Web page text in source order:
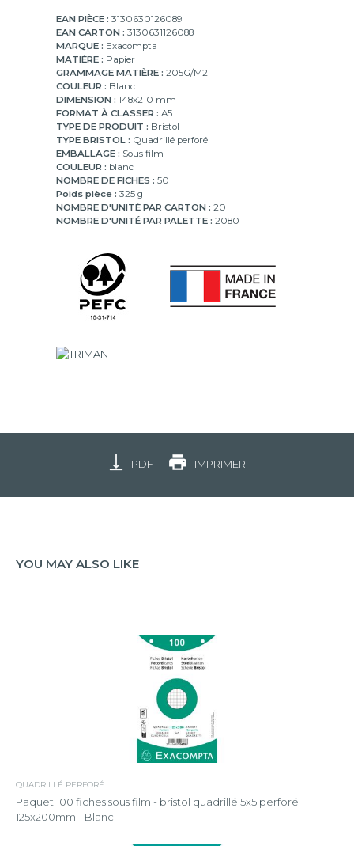
EAN PIÈCE : 3130630126089
EAN CARTON : 3130631126088
MARQUE : Exacompta
MATIÈRE : Papier
GRAMMAGE MATIÈRE : 205G/M2
COULEUR : Blanc
DIMENSION : 148x210 mm
FORMAT À CLASSER : A5
TYPE DE PRODUIT : Bristol
TYPE BRISTOL : Quadrillé perforé
EMBALLAGE : Sous film
COULEUR : blanc
NOMBRE DE FICHES : 50
Poids pièce : 325 g
NOMBRE D'UNITÉ PAR CARTON : 20
NOMBRE D'UNITÉ PAR PALETTE : 2080
PDF IMPRIMER
YOU MAY ALSO LIKE
QUADRILLÉ PERFORÉ
Paquet 100 fiches sous film - bristol quadrillé 5x5 perforé
125x200mm - Blanc